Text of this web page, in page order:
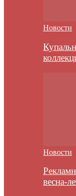
Новости
Новости
весна-